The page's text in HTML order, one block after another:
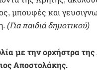
μπουφές και
(Για παιδιά δημοτικού)
με την ορχήστρα
Αποστολάκης.